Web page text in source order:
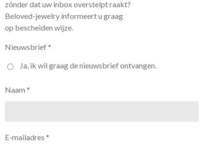
zónder dat uw inbox overstelpt raakt?
Beloved-jewelry informeert u graag
op bescheiden wijze.
Nieuwsbrief *
Ja, ik wil graag de nieuwsbrief ontvangen.
Naam *
E-mailadres *